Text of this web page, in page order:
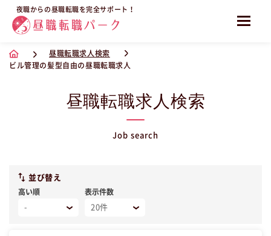
夜職からの昼職転職を完全サポート！
昼職転職求人検索
ビル管理の髪型自由の昼職転職求人
昼職転職求人検索
Job search
並び替え
高い順 表示件数